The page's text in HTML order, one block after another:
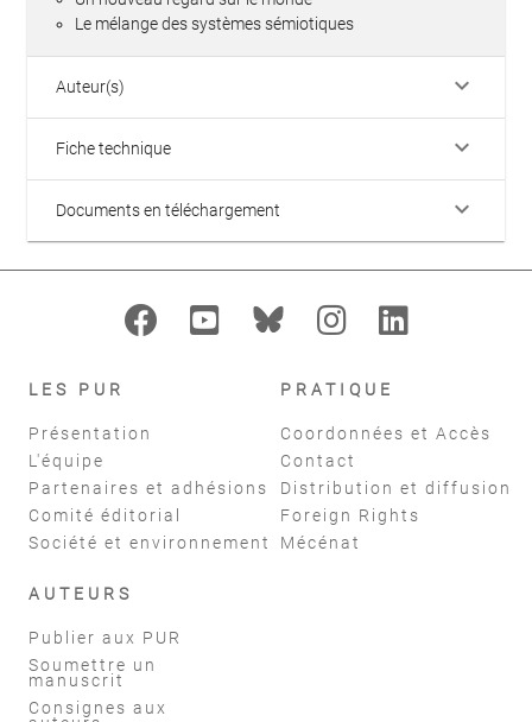
Le mélange des systèmes sémiotiques
Auteur(s) keyboard_arrow_down
Fiche technique keyboard_arrow_down
Documents en téléchargement keyboard_arrow_down
LES PUR
Présentation
L'équipe
Partenaires et adhésions
Comité éditorial
Société et environnement
PRATIQUE
Coordonnées et Accès
Contact
Distribution et diffusion
Foreign Rights
Mécénat
AUTEURS
Publier aux PUR
Soumettre un
manuscrit
Consignes aux